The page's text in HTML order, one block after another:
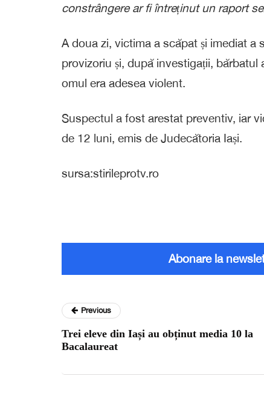
constrângere ar fi întreținut un raport
A doua zi, victima a scăpat și imediat
provizoriu și, după investigații,
omul era adesea violent.
Suspectul a fost arestat preventiv, iar
de 12 luni, emis de Judecătoria Iași.
sursa:stirileprotv.ro
Abonare la
Previous
Trei eleve din Iași au obținut media 10 la
Bacalaureat